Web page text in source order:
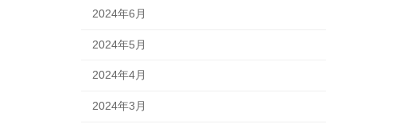
2024年6月
2024年5月
2024年4月
2024年3月